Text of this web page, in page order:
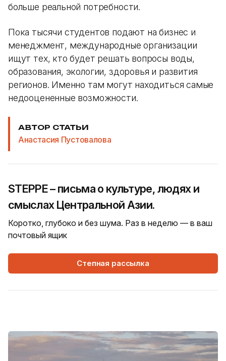
больше реальной потребности.
Пока тысячи студентов подают на бизнес и
менеджмент, международные организации
ищут тех, кто будет решать вопросы воды,
образования, экологии, здоровья и развития
регионов. Именно там могут находиться самые
недооцененные возможности.
АВТОР СТАТЬИ
Анастасия Пустовалова
STEPPE – письма о культуре, людях и
смыслах Центральной Азии.
Коротко, глубоко и без шума. Раз в неделю — в ваш
почтовый ящик
Степная рассылка